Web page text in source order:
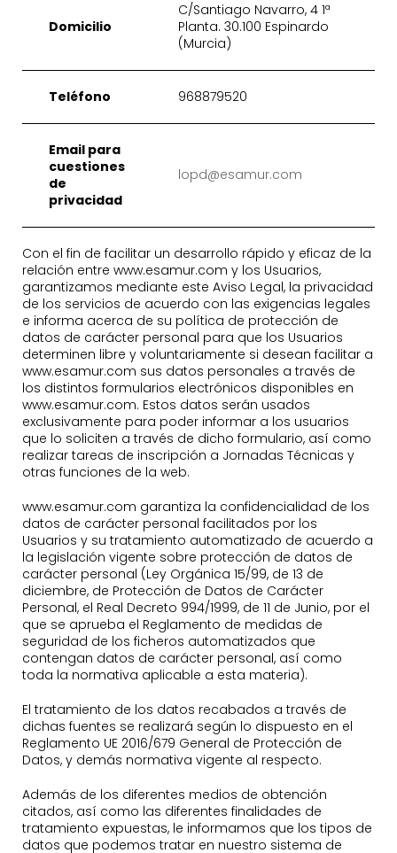
Domicilio
C/Santiago Navarro, 4 1ª
Planta. 30.100 Espinardo
(Murcia)
Teléfono 968879520
Email para
cuestiones
de
privacidad
lopd@esamur.com
Con el fin de facilitar un desarrollo rápido y eficaz de la
relación entre www.esamur.com y los Usuarios,
garantizamos mediante este Aviso Legal, la privacidad
de los servicios de acuerdo con las exigencias legales
e informa acerca de su política de protección de
datos de carácter personal para que los Usuarios
determinen libre y voluntariamente si desean facilitar a
www.esamur.com sus datos personales a través de
los distintos formularios electrónicos disponibles en
www.esamur.com. Estos datos serán usados
exclusivamente para poder informar a los usuarios
que lo soliciten a través de dicho formulario, así como
realizar tareas de inscripción a Jornadas Técnicas y
otras funciones de la web.
www.esamur.com garantiza la confidencialidad de los
datos de carácter personal facilitados por los
Usuarios y su tratamiento automatizado de acuerdo a
la legislación vigente sobre protección de datos de
carácter personal (Ley Orgánica 15/99, de 13 de
diciembre, de Protección de Datos de Carácter
Personal, el Real Decreto 994/1999, de 11 de Junio, por el
que se aprueba el Reglamento de medidas de
seguridad de los ficheros automatizados que
contengan datos de carácter personal, así como
toda la normativa aplicable a esta materia).
El tratamiento de los datos recabados a través de
dichas fuentes se realizará según lo dispuesto en el
Reglamento UE 2016/679 General de Protección de
Datos, y demás normativa vigente al respecto.
Además de los diferentes medios de obtención
citados, así como las diferentes finalidades de
tratamiento expuestas, le informamos que los tipos de
datos que podemos tratar en nuestro sistema de